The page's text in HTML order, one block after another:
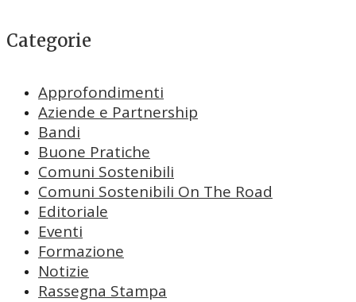
Categorie
Approfondimenti
Aziende e Partnership
Bandi
Buone Pratiche
Comuni Sostenibili
Comuni Sostenibili On The Road
Editoriale
Eventi
Formazione
Notizie
Rassegna Stampa